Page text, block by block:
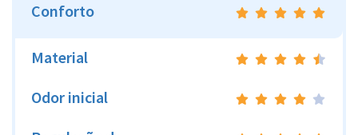
Conforto
Material
Odor inicial